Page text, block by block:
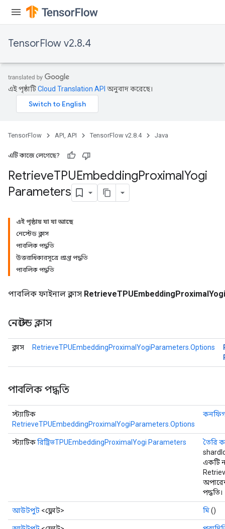
TensorFlow v2.8.4
এই পৃষ্ঠাটিCloud Translation API অনুবাদ করেছে।
TensorFlow API, API TensorFlow v2.8.4 Java
এটি কাজে লেগেছে?
RetrieveTPUEmbeddingProximalYogi
Parameters
এই পৃষ্ঠায় যা যা আছে
নেস্টেড ক্লাস
পাবলিক পদ্ধতি
উত্তরাধিকারসূত্রে প্রাপ্ত পদ্ধতি
পাবলিক পদ্ধতি
পাবলিক ফাইনাল ক্লাস
নেস্টেড ক্লাস
ক্লাস RetrieveTPUEmbeddingProximalYogiParameters.Options
পাবলিক পদ্ধতি
স্ট্যাটিক
RetrieveTPUEmbeddingProximalYogiParameters.Options
স্ট্যাটিকরিট্রিভTPUEmbeddingProximalYogi Parameters
তৈরি
একটি
পদ্ধতি।
আউটপুট <ফ্লোট> মি()